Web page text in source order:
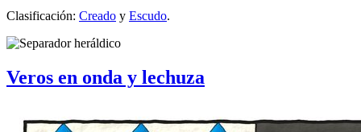
Clasificación: Creado y Escudo.
Veros en onda y lechuza